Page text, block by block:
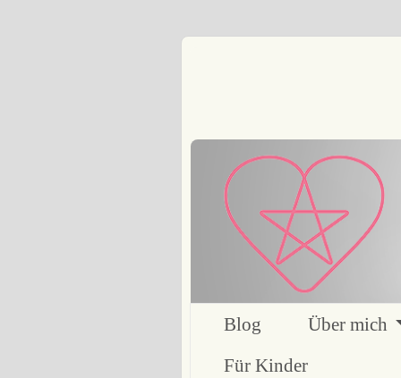
Blog
Über mich
Für Kinder